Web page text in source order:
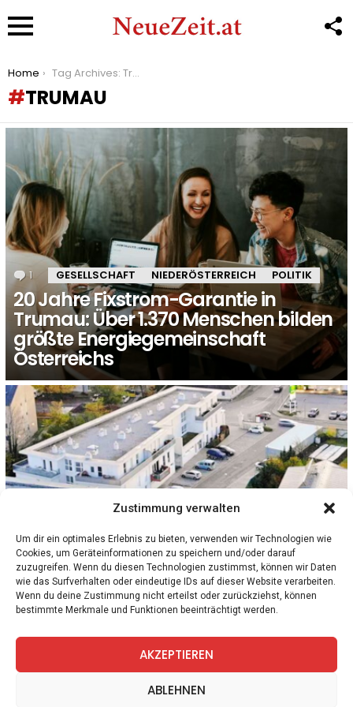
Zustimmung verwalten
Um dir ein optimales Erlebnis zu bieten, verwenden wir Technologien wie
Cookies, um Geräteinformationen zu speichern und/oder darauf
zuzugreifen. Wenn du diesen Technologien zustimmst, können wir Daten
wie das Surfverhalten oder eindeutige IDs auf dieser Website verarbeiten.
Wenn du deine Zustimmung nicht erteilst oder zurückziehst, können
bestimmte Merkmale und Funktionen beeinträchtigt werden.
AKZEPTIEREN
ABLEHNEN
You are here:
Home Tag Archives: Trumau
TRUMAU
LATEST
STORIES
1 Kommentar
GESELLSCHAFT NIEDERÖSTERREICH POLITIK
20 Jahre Fixstrom-Garantie in
Trumau: Über 1.370 Menschen bilden
größte Energiegemeinschaft
Österreichs
1 Kommentar
NIEDERÖSTERREICH WIRTSCHAFT
Knalleffekt in Trumau: Haushalte zahlen nur
noch 12 Cent statt 25 Cent für Strom
twitter